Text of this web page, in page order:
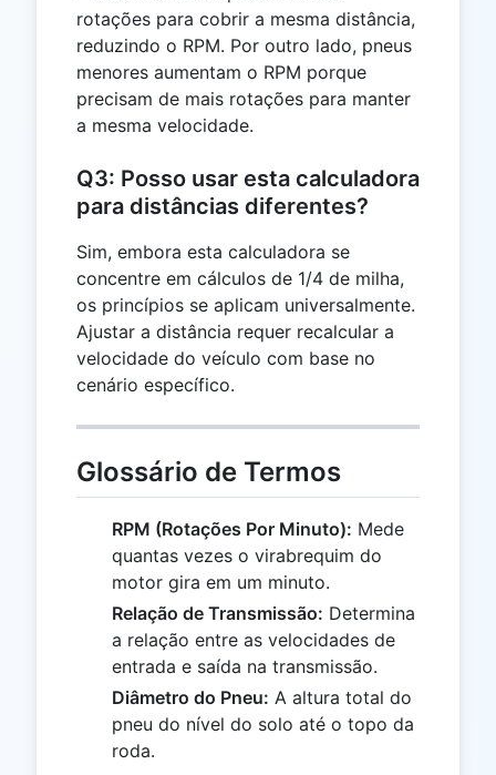
rotações para cobrir a mesma distância,
reduzindo o RPM. Por outro lado, pneus
menores aumentam o RPM porque
precisam de mais rotações para manter
a mesma velocidade.
Q3: Posso usar esta calculadora
para distâncias diferentes?
Sim, embora esta calculadora se
concentre em cálculos de 1/4 de milha,
os princípios se aplicam universalmente.
Ajustar a distância requer recalcular a
velocidade do veículo com base no
cenário específico.
Glossário de Termos
RPM (Rotações Por Minuto): Mede
quantas vezes o virabrequim do
motor gira em um minuto.
Relação de Transmissão: Determina
a relação entre as velocidades de
entrada e saída na transmissão.
Diâmetro do Pneu: A altura total do
pneu do nível do solo até o topo da
roda.